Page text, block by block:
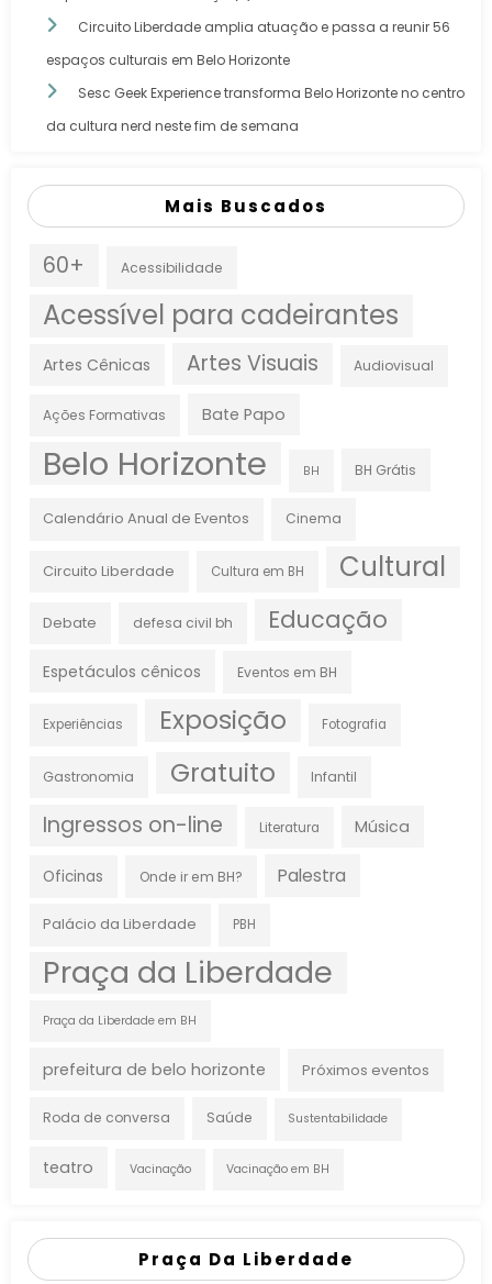
Circuito Liberdade amplia atuação e passa a reunir 56
espaços culturais em Belo Horizonte
Sesc Geek Experience transforma Belo Horizonte no centro
da cultura nerd neste fim de semana
Mais Buscados
60+ Acessibilidade
Acessível para cadeirantes
Artes Cênicas Artes Visuais Audiovisual
Ações Formativas Bate Papo
Belo Horizonte BH BH Grátis
Calendário Anual de Eventos Cinema
Circuito Liberdade Cultura em BH Cultural
Debate defesa civil bh Educação
Espetáculos cênicos Eventos em BH
Experiências Exposição Fotografia
Gastronomia Gratuito Infantil
Ingressos on-line Literatura Música
Oficinas Onde ir em BH? Palestra
Palácio da Liberdade PBH
Praça da Liberdade
Praça da Liberdade em BH
prefeitura de belo horizonte Próximos eventos
Roda de conversa Saúde Sustentabilidade
teatro Vacinação Vacinação em BH
Praça Da Liberdade